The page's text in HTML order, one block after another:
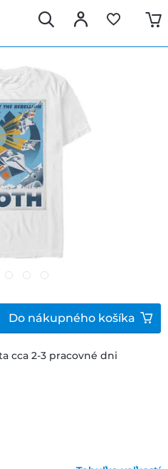
cca 2-3 pracovné dni
Do nákupného košíka